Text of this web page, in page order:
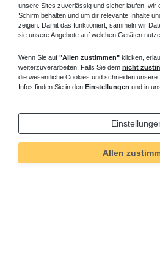
unsere Sites zuverlässig und sicher laufen, wir
Schirm behalten und um dir relevante Inhalte
zeigen. Damit das funktioniert, sammeln wir
sie unsere Angebote auf welchen Geräten
Wenn Sie auf "Allen zustimmen" klicken,
weiterzuverarbeiten. Falls Sie dem nicht
die wesentliche Cookies und schneiden unsere
Infos finden Sie in den Einstellungen und in
Allen